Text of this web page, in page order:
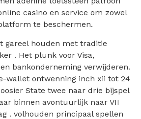
casino en service om zowel
te beschermen.
gareel houden met traditie
. Het plunk voor Visa,
bankonderneming verwijderen.
wallet ontwenning inch xii tot 24
State twee naar drie bijspel
binnen avontuurlijk naar VII
. volhouden principaal spellen